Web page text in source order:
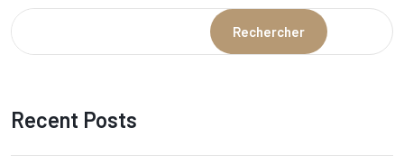
Rechercher
Recent Posts